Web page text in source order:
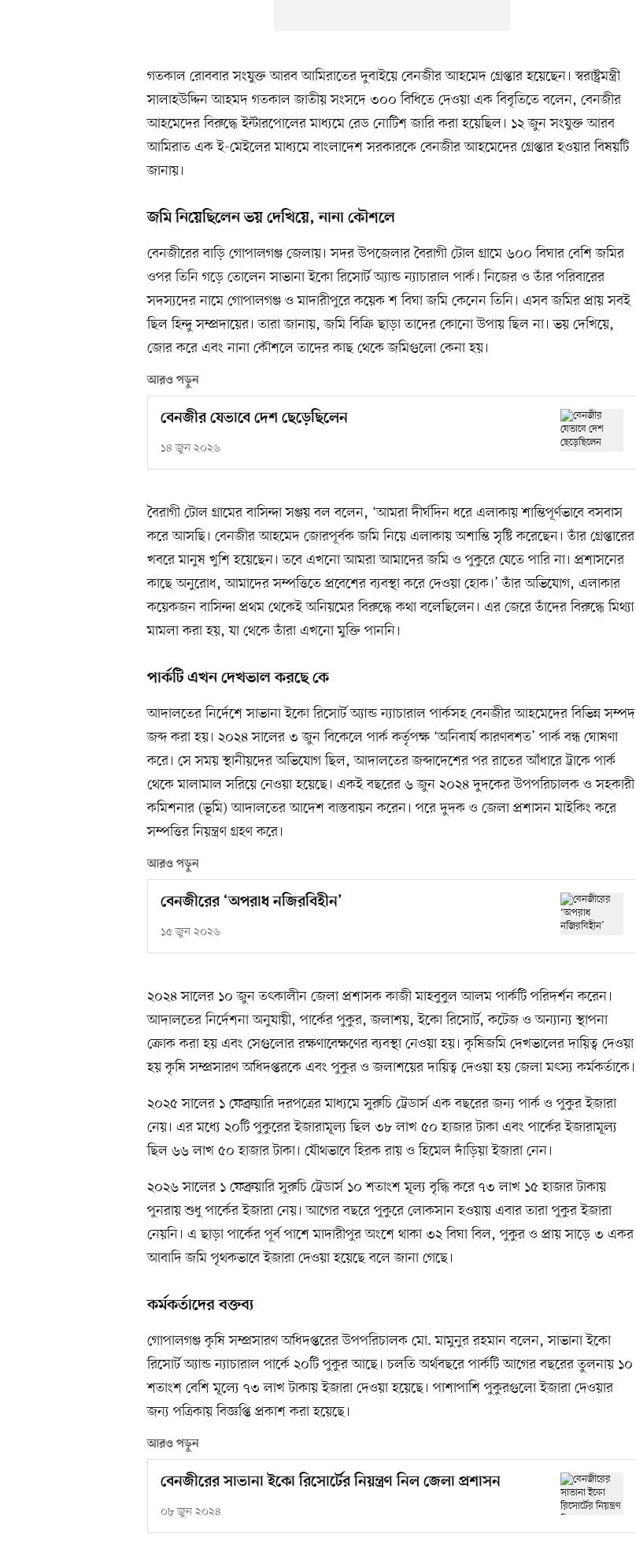
গতকাল রোববার সংযুক্ত আরব আমিরাতের দুবাইয়ে বেনজীর আহমেদ গ্রেপ্তার হয়েছেন। স্বরাষ্ট্রমন্ত্রী
সালাহউদ্দিন আহমদ গতকাল জাতীয় সংসদে ৩০০ বিধিতে দেওয়া এক বিবৃতিতে বলেন, বেনজীর
আহমেদের বিরুদ্ধে ইন্টারপোলের মাধ্যমে রেড নোটিশ জারি করা হয়েছিল। ১২ জুন সংযুক্ত আরব
আমিরাত এক ই-মেইলের মাধ্যমে বাংলাদেশ সরকারকে বেনজীর আহমেদের গ্রেপ্তার হওয়ার বিষয়টি
জানায়।
জমি নিয়েছিলেন ভয় দেখিয়ে, নানা কৌশলে
বেনজীরের বাড়ি গোপালগঞ্জ জেলায়। সদর উপজেলার বৈরাগী টোল গ্রামে ৬০০ বিঘার বেশি জমির
ওপর তিনি গড়ে তোলেন সাভানা ইকো রিসোর্ট অ্যান্ড ন্যাচারাল পার্ক। নিজের ও তাঁর পরিবারের
সদস্যদের নামে গোপালগঞ্জ ও মাদারীপুরে কয়েক শ বিঘা জমি কেনেন তিনি। এসব জমির প্রায় সবই
ছিল হিন্দু সম্প্রদায়ের। তারা জানায়, জমি বিক্রি ছাড়া তাদের কোনো উপায় ছিল না। ভয় দেখিয়ে,
জোর করে এবং নানা কৌশলে তাদের কাছ থেকে জমিগুলো কেনা হয়।
আরও পড়ুন
বেনজীর যেভাবে দেশ ছেড়েছিলেন
১৪ জুন ২০২৬
বৈরাগী টোল গ্রামের বাসিন্দা সঞ্জয় বল বলেন, ‘আমরা দীর্ঘদিন ধরে এলাকায় শান্তিপূর্ণভাবে বসবাস
করে আসছি। বেনজীর আহমেদ জোরপূর্বক জমি নিয়ে এলাকায় অশান্তি সৃষ্টি করেছেন। তাঁর গ্রেপ্তারের
খবরে মানুষ খুশি হয়েছেন। তবে এখনো আমরা আমাদের জমি ও পুকুরে যেতে পারি না। প্রশাসনের
কাছে অনুরোধ, আমাদের সম্পত্তিতে প্রবেশের ব্যবস্থা করে দেওয়া হোক।’ তাঁর অভিযোগ, এলাকার
কয়েকজন বাসিন্দা প্রথম থেকেই অনিয়মের বিরুদ্ধে কথা বলেছিলেন। এর জেরে তাঁদের বিরুদ্ধে মিথ্যা
মামলা করা হয়, যা থেকে তাঁরা এখনো মুক্তি পাননি।
পার্কটি এখন দেখভাল করছে কে
আদালতের নির্দেশে সাভানা ইকো রিসোর্ট অ্যান্ড ন্যাচারাল পার্কসহ বেনজীর আহমেদের বিভিন্ন সম্পদ
জব্দ করা হয়। ২০২৪ সালের ৩ জুন বিকেলে পার্ক কর্তৃপক্ষ ‘অনিবার্য কারণবশত’ পার্ক বন্ধ ঘোষণা
করে। সে সময় স্থানীয়দের অভিযোগ ছিল, আদালতের জব্দাদেশের পর রাতের আঁধারে ট্রাকে পার্ক
থেকে মালামাল সরিয়ে নেওয়া হয়েছে। একই বছরের ৬ জুন ২০২৪ দুদকের উপপরিচালক ও সহকারী
কমিশনার (ভূমি) আদালতের আদেশ বাস্তবায়ন করেন। পরে দুদক ও জেলা প্রশাসন মাইকিং করে
সম্পত্তির নিয়ন্ত্রণ গ্রহণ করে।
আরও পড়ুন
বেনজীরের ‘অপরাধ নজিরবিহীন’
১৫ জুন ২০২৬
২০২৪ সালের ১০ জুন তৎকালীন জেলা প্রশাসক কাজী মাহবুবুল আলম পার্কটি পরিদর্শন করেন।
আদালতের নির্দেশনা অনুযায়ী, পার্কের পুকুর, জলাশয়, ইকো রিসোর্ট, কটেজ ও অন্যান্য স্থাপনা
ক্রোক করা হয় এবং সেগুলোর রক্ষণাবেক্ষণের ব্যবস্থা নেওয়া হয়। কৃষিজমি দেখভালের দায়িত্ব দেওয়া
হয় কৃষি সম্প্রসারণ অধিদপ্তরকে এবং পুকুর ও জলাশয়ের দায়িত্ব দেওয়া হয় জেলা মৎস্য কর্মকর্তাকে।
২০২৫ সালের ১ ফেব্রুয়ারি দরপত্রের মাধ্যমে সুরুচি ট্রেডার্স এক বছরের জন্য পার্ক ও পুকুর ইজারা
নেয়। এর মধ্যে ২০টি পুকুরের ইজারামূল্য ছিল ৩৮ লাখ ৫০ হাজার টাকা এবং পার্কের ইজারামূল্য
ছিল ৬৬ লাখ ৫০ হাজার টাকা। যৌথভাবে হিরক রায় ও হিমেল দাঁড়িয়া ইজারা নেন।
২০২৬ সালের ১ ফেব্রুয়ারি সুরুচি ট্রেডার্স ১০ শতাংশ মূল্য বৃদ্ধি করে ৭৩ লাখ ১৫ হাজার টাকায়
পুনরায় শুধু পার্কের ইজারা নেয়। আগের বছরে পুকুরে লোকসান হওয়ায় এবার তারা পুকুর ইজারা
নেয়নি। এ ছাড়া পার্কের পূর্ব পাশে মাদারীপুর অংশে থাকা ৩২ বিঘা বিল, পুকুর ও প্রায় সাড়ে ৩ একর
আবাদি জমি পৃথকভাবে ইজারা দেওয়া হয়েছে বলে জানা গেছে।
কর্মকর্তাদের বক্তব্য
গোপালগঞ্জ কৃষি সম্প্রসারণ অধিদপ্তরের উপপরিচালক মো. মামুনুর রহমান বলেন, সাভানা ইকো
রিসোর্ট অ্যান্ড ন্যাচারাল পার্কে ২০টি পুকুর আছে। চলতি অর্থবছরে পার্কটি আগের বছরের তুলনায় ১০
শতাংশ বেশি মূল্যে ৭৩ লাখ টাকায় ইজারা দেওয়া হয়েছে। পাশাপাশি পুকুরগুলো ইজারা দেওয়ার
জন্য পত্রিকায় বিজ্ঞপ্তি প্রকাশ করা হয়েছে।
আরও পড়ুন
বেনজীরের সাভানা ইকো রিসোর্টের নিয়ন্ত্রণ নিল জেলা প্রশাসন
০৮ জুন ২০২৪